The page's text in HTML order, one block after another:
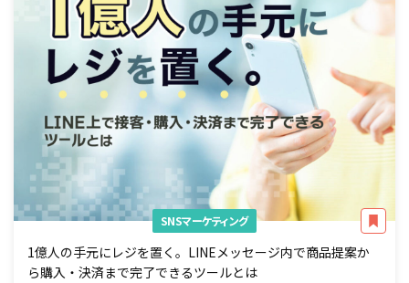
SNSマーケティング
1億人の手元にレジを置く。LINEメッセージ内で商品提案か
ら購入・決済まで完了できるツールとは